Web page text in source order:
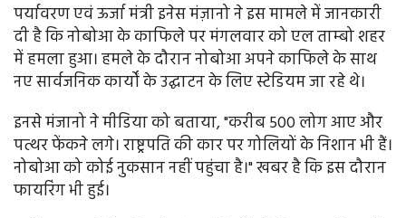
पर्यावरण एवं ऊर्जा मंत्री इनेस मंज़ानो ने इस मामले में जानकारी
दी है कि नोबोआ के काफिले पर मंगलवार को एल ताम्बो शहर
में हमला हुआ। हमले के दौरान नोबोआ अपने काफिले के साथ
नए सार्वजनिक कार्यों के उद्घाटन के लिए स्टेडियम जा रहे थे।
इनसे मंजानो ने मीडिया को बताया, "करीब 500 लोग आए और
पत्थर फेंकने लगे। राष्ट्रपति की कार पर गोलियों के निशान भी हैं।
नोबोआ को कोई नुकसान नहीं पहुंचा है।" खबर है कि इस दौरान
फायरिंग भी हुई।